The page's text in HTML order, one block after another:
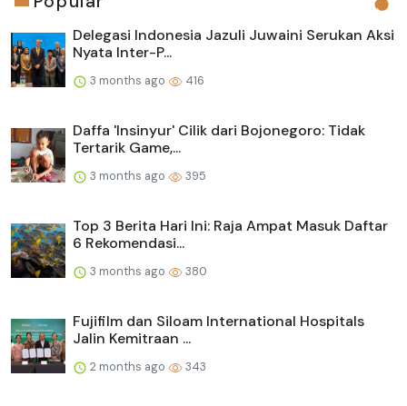
Delegasi Indonesia Jazuli Juwaini Serukan Aksi
Nyata Inter-P...
3 months ago 416
Daffa 'Insinyur' Cilik dari Bojonegoro: Tidak
Tertarik Game,...
3 months ago 395
Top 3 Berita Hari Ini: Raja Ampat Masuk Daftar
6 Rekomendasi...
3 months ago 380
Fujifilm dan Siloam International Hospitals
Jalin Kemitraan ...
2 months ago 343